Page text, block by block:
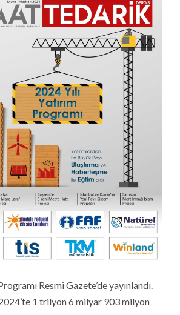
Resmi Gazete’de yayınlandı.
1 trilyon 6 milyar 903 milyon